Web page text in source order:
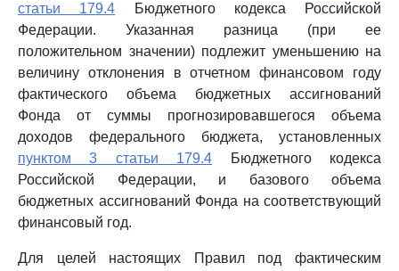
статьи 179.4 Бюджетного кодекса Российской
Федерации. Указанная разница (при ее
положительном значении) подлежит уменьшению на
величину отклонения в отчетном финансовом году
фактического объема бюджетных ассигнований
Фонда от суммы прогнозировавшегося объема
доходов федерального бюджета, установленных
пунктом 3 статьи 179.4 Бюджетного кодекса
Российской Федерации, и базового объема
бюджетных ассигнований Фонда на соответствующий
финансовый год.
Для целей настоящих Правил под фактическим